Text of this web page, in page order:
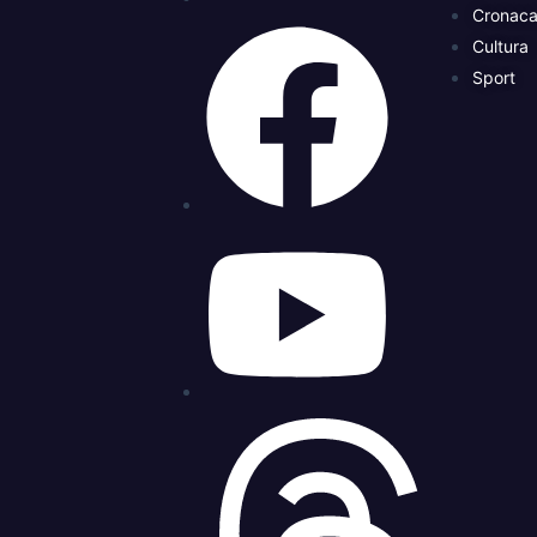
Cronaca
Cultura
Sport